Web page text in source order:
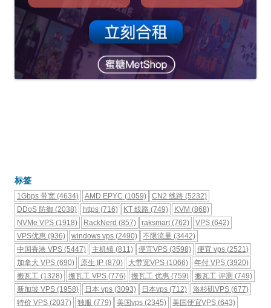
标签
1Gbps 带宽 (4634) AMD EPYC (1059) CN2 线路 (5232)
DDoS 防御 (2038) https(716) KT 线路 (749) KVM (868)
NVMe VPS (1918) RackNerd (857) raksmart(762) VPS(642)
VPS优惠 (936) windows vps(2490) 不限流量 (3442)
中国香港 VPS (5447) 主机镇(811) 便宜VPS (3598) 便宜 vps(2521)
加拿大 VPS (690) 原生 IP(870) 大带宽VPS (1066) 年付 VPS(3920)
搬瓦工 (1328) 搬瓦工 VPS(776) 搬瓦工 优惠 (759) 搬瓦工 评测 (749)
新加坡 VPS (1958) 日本 vps(3093) 日本vps (712) 洛杉矶VPS(677)
特价 VPS (2037) 独服 (779) 美国vps (2345) 美国便宜VPS(643)